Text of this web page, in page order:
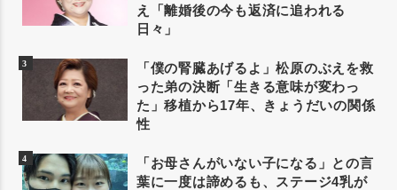
え「離婚後の今も返済に追われる
日々」
「僕の腎臓あげるよ」松原のぶえを救
った弟の決断「生きる意味が変わっ
た」移植から17年、きょうだいの関係
性
「お母さんがいない子になる」との言
葉に一度は諦めるも、ステージ4乳が